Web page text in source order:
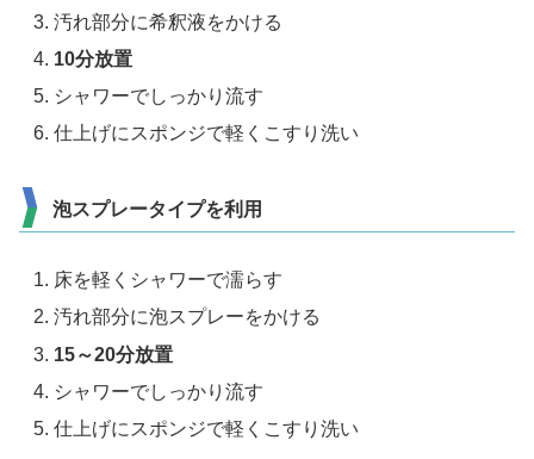
汚れ部分に希釈液をかける
10分放置
シャワーでしっかり流す
仕上げにスポンジで軽くこすり洗い
泡スプレータイプを利用
床を軽くシャワーで濡らす
汚れ部分に泡スプレーをかける
15～20分放置
シャワーでしっかり流す
仕上げにスポンジで軽くこすり洗い